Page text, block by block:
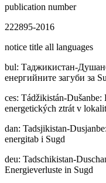
publication number
222895-2016
notice title all languages
bul: Таджикистан-
енергийните загуби за
ces: Tádžikistán-
energetických ztrát v
dan: Tadsjikistan-
energitab i Sugd
deu: Tadschikistan-
Energieverluste in Sugd